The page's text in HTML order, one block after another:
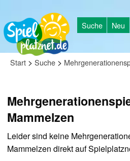
Suche Neu
Start > Suche >
Mammelzen
Leider sind keine
Mammelzen direkt auf